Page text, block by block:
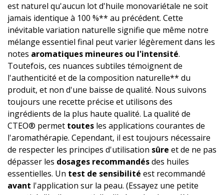
est naturel qu'aucun lot d'huile monovariétale ne soit
jamais identique à 100 %** au précédent. Cette
inévitable variation naturelle signifie que même notre
mélange essentiel final peut varier légèrement dans les
notes aromatiques mineures ou l'intensité.
Toutefois, ces nuances subtiles témoignent de
l'authenticité et de la composition naturelle** du
produit, et non d'une baisse de qualité. Nous suivons
toujours une recette précise et utilisons des
ingrédients de la plus haute qualité. La qualité de
CTEO® permet toutes les applications courantes de
l'aromathérapie. Cependant, il est toujours nécessaire
de respecter les principes d'utilisation sûre et de ne pas
dépasser les dosages recommandésdes huiles
essentielles. Un test de sensibilité est recommandé
avant l'application sur la peau. (Essayez une petite